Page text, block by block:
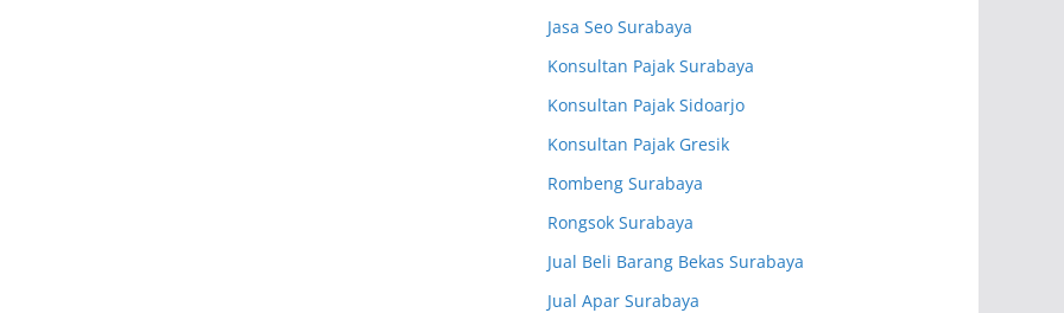
Jasa Seo Surabaya
Konsultan Pajak Surabaya
Konsultan Pajak Sidoarjo
Konsultan Pajak Gresik
Rombeng Surabaya
Rongsok Surabaya
Jual Beli Barang Bekas Surabaya
Jual Apar Surabaya